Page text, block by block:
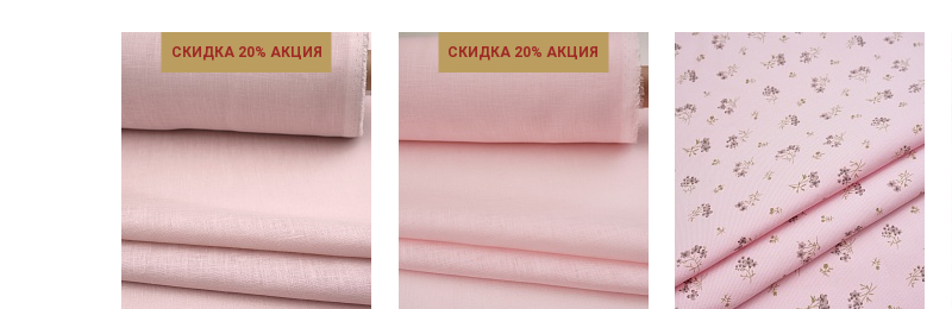
СКИДКА 20% АКЦИЯ СКИДКА 20% АКЦИЯ
Секретная рассылка
Купава
Мы публикуем здесь
промокоды и скидки до 30% на
категории тканей